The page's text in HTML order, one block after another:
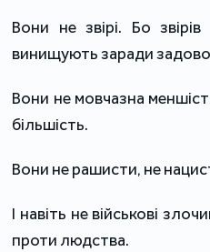
Вони не звірі. Бо
винищують заради
Вони не мовчазна
більшість.
Вони не рашисти, не
І навіть не військові
проти людства.